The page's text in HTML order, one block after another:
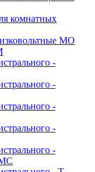
комнатных
МО
-
-
-
-
-